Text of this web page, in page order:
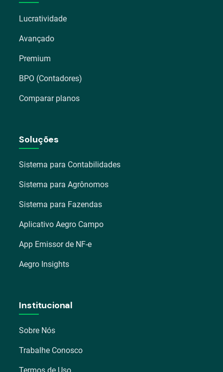
Lucratividade
Avançado
Premium
BPO (Contadores)
Comparar planos
Soluções
Sistema para Contabilidades
Sistema para Agrônomos
Sistema para Fazendas
Aplicativo Aegro Campo
App Emissor de NF-e
Aegro Insights
Institucional
Sobre Nós
Trabalhe Conosco